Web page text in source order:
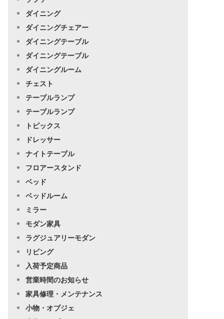
ダイニング
ダイニングチェアー
ダイニングテーブル
ダイニングテーブル
ダイニングルーム
チェスト
テーブルランプ
テーブルランプ
トピックス
ドレッサー
ナイトテーブル
フロアースタンド
ベッド
ベッドルーム
ミラー
モダン家具
ラグジュアリーモダン
リビング
入荷予定商品
営業時間のお知らせ
家具修理・メンテナンス
小物・オブジェ